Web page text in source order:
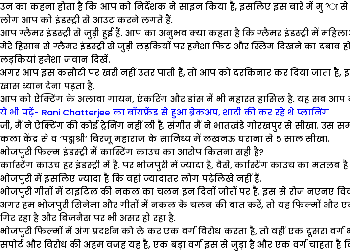
उन का कहना होता है कि आप को निर्देशक ने साइन किया है, इसलिए इस बारे में
लोग आप को इंडस्ट्री से आउट करने लगते हैं.
आप ग्लैमर इंडस्ट्री से जुड़ी हुई हैं. आप का अनुभव क्या कहता है कि ग्लैमर इंडस्ट्री में
मेरे हिसाब से ग्लैमर इंडस्ट्री से जुड़ी लड़कियों पर हमेशा फिट और स्लिम दिखने का दबाव
लड़कियां हमेशा जवान दिखें.
अगर आप इस कसौटी पर खरी नहीं उतर पाती हैं, तो आप को दरकिनार कर दिया
खास ध्यान देना पड़ता है.
आप को ऐक्टिंग के अलावा गायन, एंकरिंग और डांस में भी महारत हासिल है. यह सब आप
ये भी पढ़ें- Rani Chatterjee का बॉयफ्रेंड से हुआ ब्रेकअप, शादी की कर रहे थे प्लानिंग
जी, मैं ने ऐक्टिंग की कोई ट्रेनिंग नहीं ली है. संगीत मैं ने भातखंडे गोरखपुर से सीखा. उस
कला केंद्र से व ‘पद्मश्री’ बिरजू महाराज के सानिध्य में लखनऊ घराना से 5 साल सीखा.
भोजपुरी फिल्म इंडस्ट्री में कास्टिंग काउच का आरोप कितना सही है?
कास्टिंग काउच हर इंडस्ट्री में है. पर भोजपुरी में ज्यादा है, वैसे, कास्टिंग काउच का मतलब
भोजपुरी में इसलिए ज्यादा है कि वहां ज्यादातर लोग पढ़ेलिखे नहीं हैं.
भोजपुरी गीतों में टाइटिल की नकल का चलन इन दिनों जोरों पर है. इस से रोज नएनए
अगर हम भोजपुरी सिनेमा और गीतों में नकल के चलन की बात करें, तो यह फिल्मों और
गिर रहा है और बिजनैस पर भी असर हो रहा है.
भोजपुरी फिल्मों में अंग प्रदर्शन को ले कर एक वर्ग विरोध करता है, तो वहीं एक दूसरा
सपोर्ट और विरोध की अहम वजह यह है, एक बड़ा वर्ग इस से जुड़ा है और एक वर्ग चाहता है